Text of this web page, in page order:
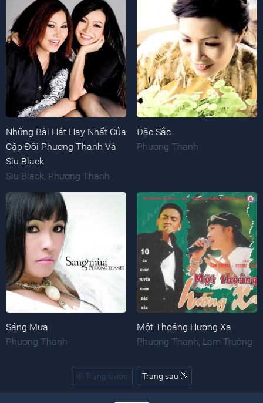
Những Bài Hát Hay Nhất Của
Cặp Đôi Phương Thanh Và
Siu Black
Siu Black Phương Thanh
Đặc Sắc
Phương Thanh
Sáng Mưa
Phương Thanh
Một Thoáng Hương Xa
Phương Thanh, Lam Trường
Trang trước Trang sau